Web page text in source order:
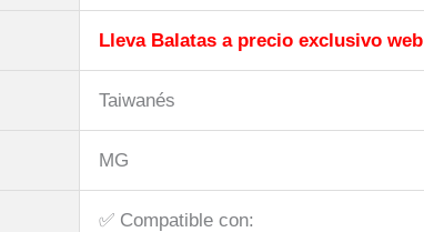
Lleva Balatas a precio exclusivo web
Taiwanés
MG
✅​ Compatible con: